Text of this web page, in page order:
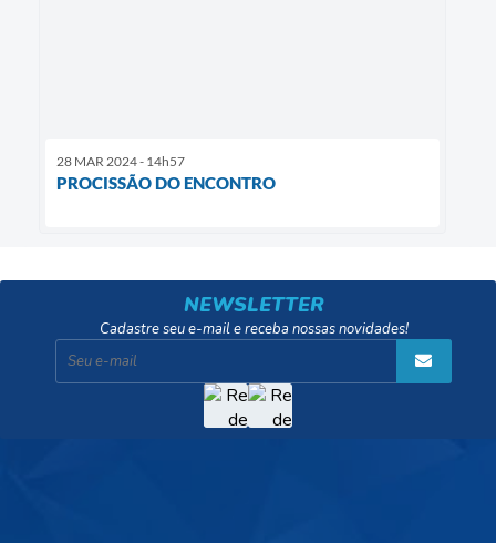
28 MAR 2024 - 14h57
PROCISSÃO DO ENCONTRO
NEWSLETTER
Cadastre seu e-mail e receba nossas novidades!